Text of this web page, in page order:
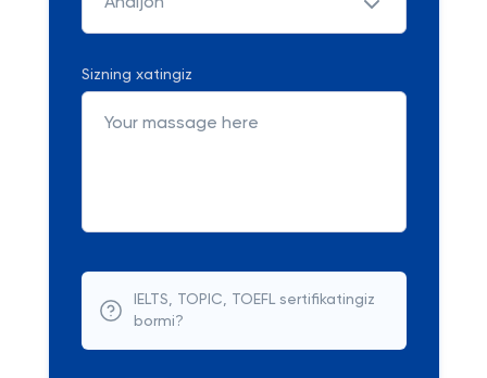
Sizning xatingiz
IELTS, TOPIC, TOEFL sertifikatingiz
bormi?